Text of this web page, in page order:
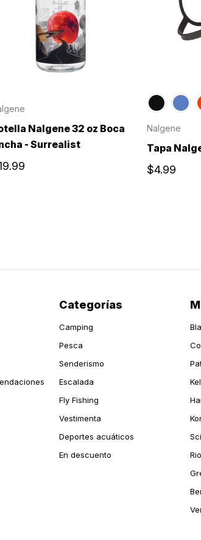
Nalgene 32 oz Boca
- Surrealist
Nalgene
Tapa
$4.99
Categorías
Camping
Pesca
Senderismo
Escalada
Fly Fishing
Vestimenta
Deportes acuáticos
En descuento